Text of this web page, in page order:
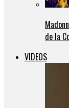
de la
VIDEOS